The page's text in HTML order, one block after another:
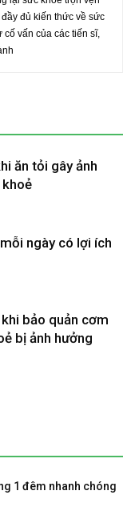
đủ kiến thức về sức
vấn của các tiến sĩ,
ăn tỏi gây ảnh
ngày có lợi ích
bảo quản cơm
bị ảnh hưởng
1 đêm nhanh chóng